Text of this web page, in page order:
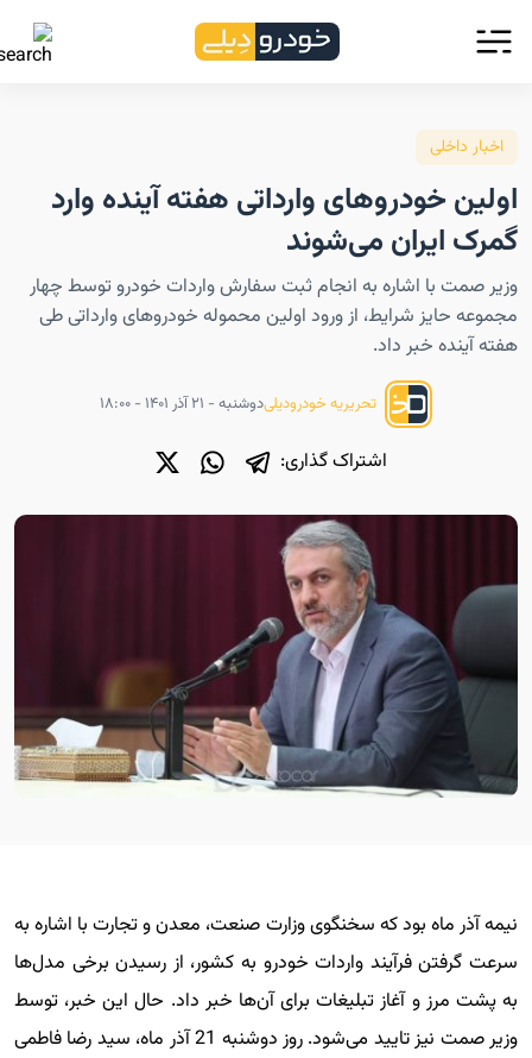
اخبار داخلی
اولین خودروهای وارداتی هفته آینده وارد
گمرک ایران می‌شوند
وزیر صمت با اشاره به انجام ثبت سفارش واردات خودرو توسط چهار
مجموعه حایز شرایط، از ورود اولین محموله خودروهای وارداتی طی
هفته آینده خبر داد.
تحریریه خودرودیلیدوشنبه - ۲۱ آذر ۱۴۰۱ - ۱۸:۰۰
اشتراک گذاری:
نیمه آذر ماه بود که سخنگوی وزارت صنعت، معدن و تجارت با اشاره به
سرعت گرفتن فرآیند واردات خودرو به کشور، از رسیدن برخی مدل‌ها
به پشت مرز و آغاز تبلیغات برای آن‌ها خبر داد. حال این خبر، توسط
وزیر صمت نیز تایید می‌شود. روز دوشنبه 21 آذر ماه، سید رضا فاطمی